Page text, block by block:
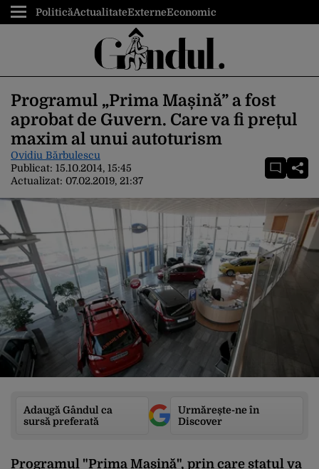
PoliticăActualitateExterneEconomic
Programul „Prima Mașină” a fost
aprobat de Guvern. Care va fi prețul
maxim al unui autoturism
Ovidiu Bărbulescu
Publicat: 15.10.2014, 15:45
Actualizat: 07.02.2019, 21:37
Adaugă Gândul ca
sursă preferată
Urmărește-ne în
Discover
Programul "Prima Mașină", prin care statul va